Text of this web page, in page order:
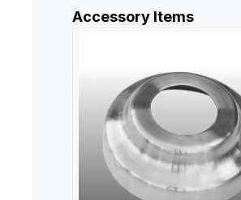
Produktgalerie überspringen
Accessory Items